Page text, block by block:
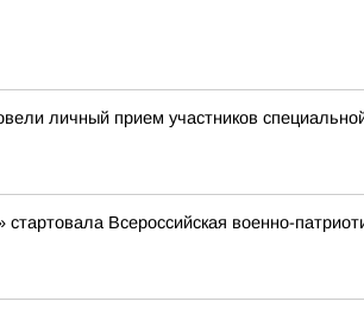
личный прием участников
стартовала Всероссийская военно-